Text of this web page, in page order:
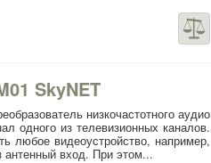
SkyNET
низкочастотного аудио
одного из телевизионных каналов.
любое видеоустройство, например,
антенный вход. При этом...